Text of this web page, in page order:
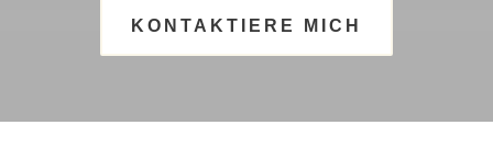
KONTAKTIERE MICH